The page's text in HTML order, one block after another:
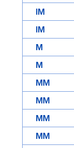
IM
IM
M
M
MM
MM
MM
MM